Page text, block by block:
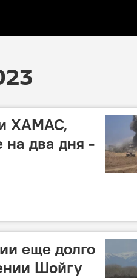
ХАМАС,
на два дня -
еще долго
Шойгу